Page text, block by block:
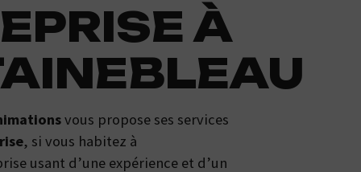
À
vous propose ses services
, si vous habitez à
usant d’une expérience et d’un